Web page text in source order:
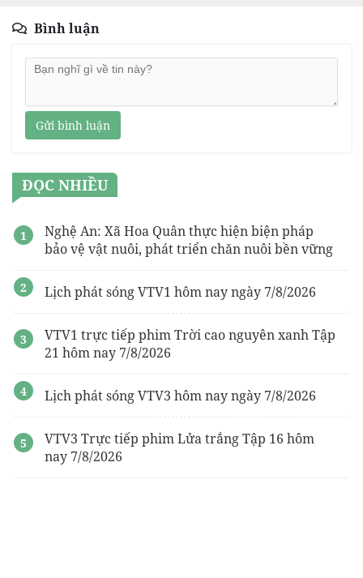
Bình luận
Gửi bình luận
ĐỌC NHIỀU
Nghệ An: Xã Hoa Quân thực hiện biện pháp
bảo vệ vật nuôi, phát triển chăn nuôi bền vững
Lịch phát sóng VTV1 hôm nay ngày 7/8/2026
VTV1 trực tiếp phim Trời cao nguyên xanh Tập
21 hôm nay 7/8/2026
Lịch phát sóng VTV3 hôm nay ngày 7/8/2026
VTV3 Trực tiếp phim Lửa trắng Tập 16 hôm
nay 7/8/2026